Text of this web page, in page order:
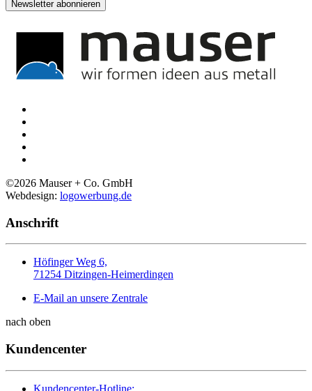
Newsletter abonnieren
©2026 Mauser + Co. GmbH
Webdesign: logowerbung.de
Anschrift
Höfinger Weg 6,
71254 Ditzingen-Heimerdingen
E-Mail an unsere Zentrale
nach oben
Kundencenter
Kundencenter-Hotline: